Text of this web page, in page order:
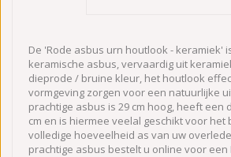
De 'Rode asbus urn houtlook - keramiek'
keramische asbus, vervaardig uit
dieprode / bruine kleur, het houtlook
vormgeving zorgen voor een natuurlijke
prachtige asbus is 29 cm hoog, heeft een
cm en is hiermee veelal geschikt voor het
volledige hoeveelheid as van uw
prachtige asbus bestelt u online voor een